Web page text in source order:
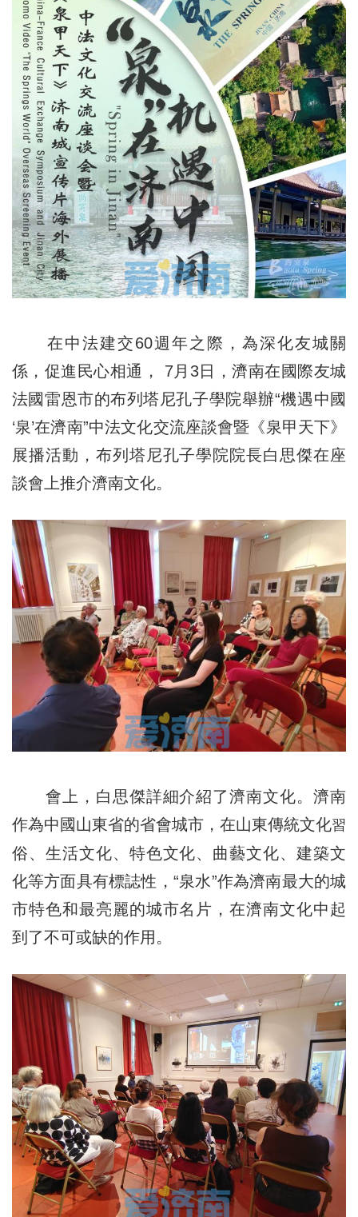
在中法建交60週年之際，為深化友城關
係，促進民心相通， 7月3日，濟南在國際友城
法國雷恩市的布列塔尼孔子學院舉辦“機遇中國
‘泉’在濟南”中法文化交流座談會暨《泉甲天下》
展播活動，布列塔尼孔子學院院長白思傑在座
談會上推介濟南文化。
會上，白思傑詳細介紹了濟南文化。濟南
作為中國山東省的省會城市，在山東傳統文化習
俗、生活文化、特色文化、曲藝文化、建築文
化等方面具有標誌性，“泉水”作為濟南最大的城
市特色和最亮麗的城市名片，在濟南文化中起
到了不可或缺的作用。